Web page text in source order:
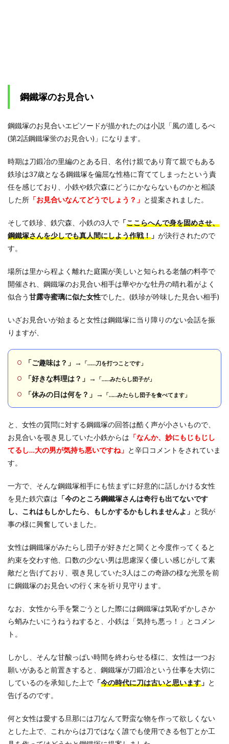
鋼鐵塚のお見合い
鋼鐵塚のお見合いエピソードが描かれたのは小説「風の道しるべ
(第2話鋼鐵塚蛍のお見合い)」になります。
時期は刀鍛冶の里編のとある日、名付け親であり育て親でもある
鉄珍は37歳となる鋼鐵塚を偏屈な性格に育ててしまったという責
任を感じており、小鉄や鉄穴森にどうにかならないものかと相談
した所 「お見合いなんてどうでしょう？」 と提案されました。
そして鉄珍、鉄穴森、小鉄の3人で 「ここらへんで身を固めさせ、
鋼鐵塚さんを少しでも真人間にしよう作戦！ 」 が決行されたので
す。
場所は里から程よく離れた庭園が美しいと知られる老舗の料亭で
開催され、鋼鐵塚のお見合い相手は華やかな牡丹の晴れ着がよく
似合う甘露寺蜜璃に似た女性でした。(鉄珍が吟味した見合い相手)
いざお見合いが始まると女性は鋼鐵塚に当り障りのない会話を振
りますが、
「ご趣味は？」→ 「……刀を打つことです」
「好きな料理は？」→ 「……みたらし団子が」
「休みの日は何を？」→ 「……みたらし団子を食べてます」
と、女性の質問に対する鋼鐵塚の回答は酷く声が小さいもので、
お見合いを覗き見していた小鉄からは 「なんか、妙にもじもじし
てるし…大の男が気持ち悪いですね」 と辛口コメントをされていま
す。
一方で、そんな鋼鐵塚相手にも怯まずに好意的に話しかける女性
を見た鉄穴森は 「今のところ鋼鐵塚さんは奇行も出てないです
し、これはもしかしたら、もしかするかもしれませんよ」 と我が
事の様に興奮していました。
女性は鋼鐵塚がみたらし団子が好きだと聞くと今度作ってくると
約束を交わす他、口数の少ない男は思慮深く優しい感じがして素
敵だと告げており、覗き見していた3人はこの奇跡の様な光景を前
に鋼鐵塚のお見合いの行く末を祈り見守ります。
なお、女性から手を繋ごうとした際には鋼鐵塚は気恥ずかしさか
ら蛸みたいにうねうねすると、小鉄は「気持ち悪っ！」とコメン
ト。
しかし、そんな甘酸っぱい時間を終わらせる様に、女性は一つお
願いがあると前置きすると、鋼鐵塚が刀鍛冶という仕事を大切に
しているのを承知した上で 「今の時代に刀は古いと思います 」 と
告げるのです。
何と女性は愛する旦那には刀なんて野蛮な物を作って欲しくない
とした上で、これからは刀ではなく誰でも使用できる包丁とか工